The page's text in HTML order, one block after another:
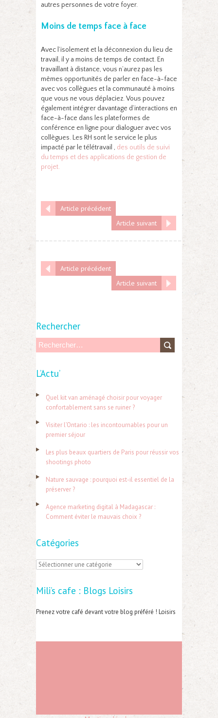
autres personnes de votre foyer.
Moins de temps face à face
Avec l’isolement et la déconnexion du lieu de
travail, il y a moins de temps de contact. En
travaillant à distance, vous n’aurez pas les
mêmes opportunités de parler en face-à-face
avec vos collègues et la communauté à moins
que vous ne vous déplaciez. Vous pouvez
également intégrer davantage d’interactions en
face-à-face dans les plateformes de
conférence en ligne pour dialoguer avec vos
collègues. Les RH sont le service le plus
impacté par le télétravail , des outils de suivi
du temps et des applications de gestion de
projet.
Article précédent
Article suivant
Article précédent
Article suivant
Rechercher
h
r
:
L’Actu’
Quel kit van aménagé choisir pour voyager
confortablement sans se ruiner ?
Visiter l’Ontario : les incontournables pour un
premier séjour
Les plus beaux quartiers de Paris pour réussir vos
shootings photo
Nature sauvage : pourquoi est-il essentiel de la
préserver ?
Agence marketing digital à Madagascar :
Comment éviter le mauvais choix ?
Catégories
C
t
é
o
Mili’s cafe : Blogs Loisirs
Prenez votre café devant votre blog préféré ! Loisirs